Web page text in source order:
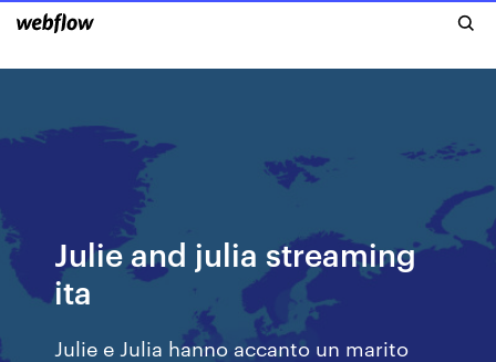
Julie and julia streaming
ita
Julie e Julia hanno accanto un marito